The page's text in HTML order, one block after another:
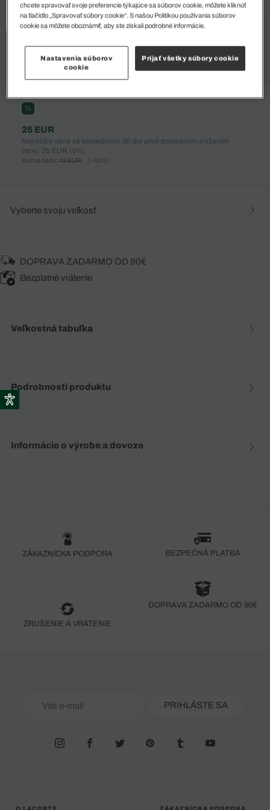
%
25 EUR
Najnižšia cena za posledných 30 dní pred posledným znížením
ceny: 25 EUR (0%)
Bežná cena: 43 EUR (-42%)
Vyberte svoju veľkosť
DOPRAVA ZADARMO OD 90€
Bezplatné vrátenie
Veľkostná tabuľka
Podrobnosti produktu
Informácie o výrobe a dovoze
ZÁKAZNÍCKA PODPORA BEZPEČNÁ PLATBA
ZRUŠENIE A VRÁTENIE
DOPRAVA ZADARMO OD 90€
PRIHLÁSTE SA
O LACOSTE ZÁKAZNÍCKA PODPORA
chcete spravovať svoje preferencie týkajúce sa súborov cookie, môžete kliknúť
na tlačidlo „Spravovať súbory cookie“. S našou Politikou používania súborov
cookie sa môžete oboznámiť, aby ste získali podrobné informácie.
Nastavenia súborov
cookie
Prijať všetky súbory cookie